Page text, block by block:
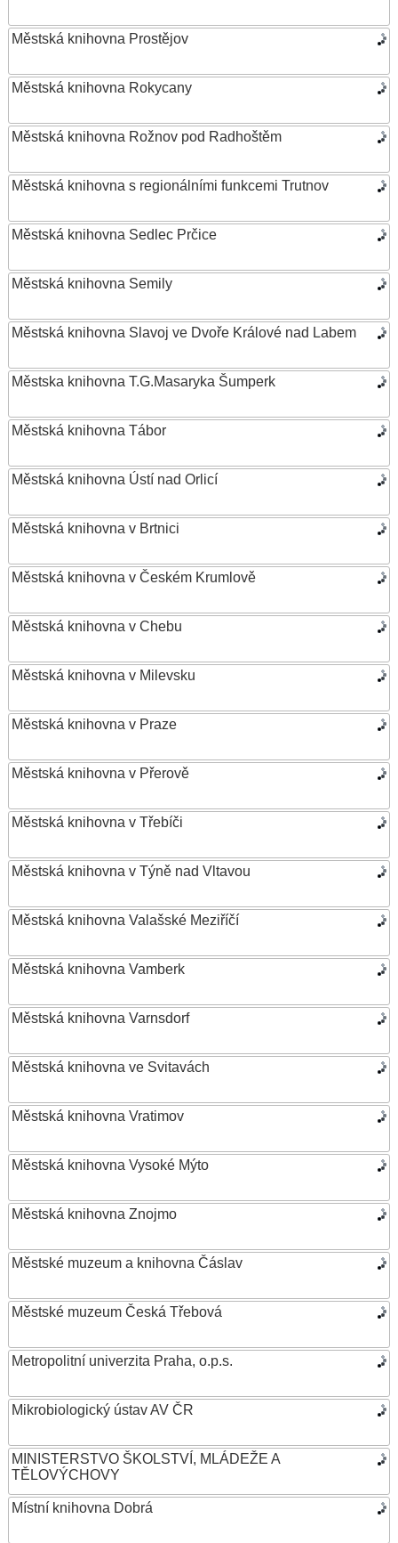
Městská knihovna Prostějov
Městská knihovna Rokycany
Městská knihovna Rožnov pod Radhoštěm
Městská knihovna s regionálními funkcemi Trutnov
Městská knihovna Sedlec Prčice
Městská knihovna Semily
Městská knihovna Slavoj ve Dvoře Králové nad Labem
Městska knihovna T.G.Masaryka Šumperk
Městská knihovna Tábor
Městská knihovna Ústí nad Orlicí
Městská knihovna v Brtnici
Městská knihovna v Českém Krumlově
Městská knihovna v Chebu
Městská knihovna v Milevsku
Městská knihovna v Praze
Městská knihovna v Přerově
Městská knihovna v Třebíči
Městská knihovna v Týně nad Vltavou
Městská knihovna Valašské Meziříčí
Městská knihovna Vamberk
Městská knihovna Varnsdorf
Městská knihovna ve Svitavách
Městská knihovna Vratimov
Městská knihovna Vysoké Mýto
Městská knihovna Znojmo
Městské muzeum a knihovna Čáslav
Městské muzeum Česká Třebová
Metropolitní univerzita Praha, o.p.s.
Mikrobiologický ústav AV ČR
MINISTERSTVO ŠKOLSTVÍ, MLÁDEŽE A
TĚLOVÝCHOVY
Místní knihovna Dobrá